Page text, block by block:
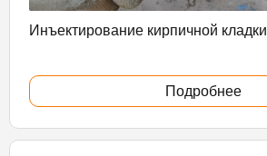
Инъектирование кирпичной кладки
Подробнее